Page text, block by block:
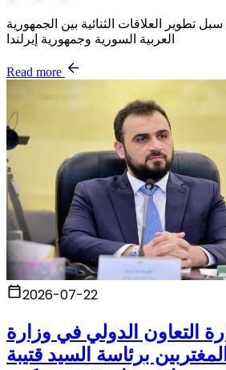
تطوير العلاقات الثنائية بين الجمهورية
العربية السورية وجمهورية إيرلندا
Read more
2026-07-22
التعاون الدولي في وزارة
برئاسة السيد قتيبة